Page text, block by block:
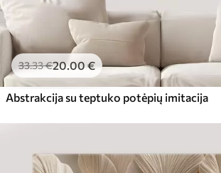
33.33€20.00€
Abstrakcija su teptuko potėpių imitacija